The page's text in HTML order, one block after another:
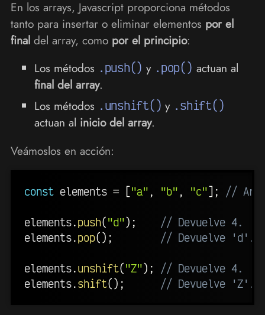
En los arrays, Javascript proporciona métodos
tanto para insertar o eliminar elementos por el
finaldel array, como por el principio:
Los métodos .push() y .pop() actuan al
final del array.
Los métodos .unshift() y .shift()
actuan al inicio del array.
Veámoslos en acción:
const elements = ["a" , "b" , "c"] ; //
elements.push("d") ;
// Devuelve 4.
elements.pop() ; // Devuelve 'd'.
elements.unshift("Z") ;
// Devuelve 4.
elements.shift() ; // Devuelve 'Z'.